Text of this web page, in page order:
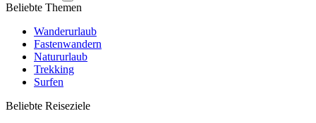
Beliebte Themen
Wanderurlaub
Fastenwandern
Natururlaub
Trekking
Surfen
Beliebte Reiseziele